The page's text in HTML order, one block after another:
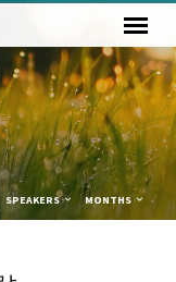
SPEAKERS MONTHS